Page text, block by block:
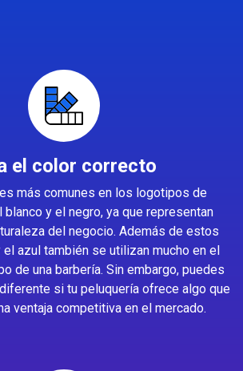
el color correcto
más comunes en los logotipos de
y el negro, ya que representan
del negocio. Además de estos
azul también se utilizan mucho en el
de una barbería. Sin embargo, puedes
si tu peluquería ofrece algo que
ventaja competitiva en el mercado.